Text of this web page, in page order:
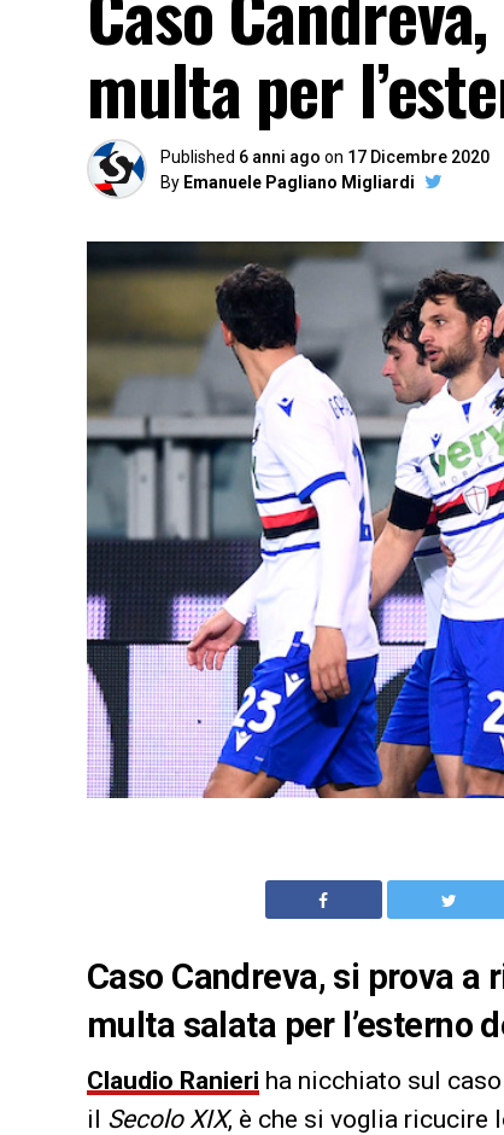
multa per
Published 6 anni ago on 17 Dicembre 2020
By Emanuele Pagliano Migliardi
Caso Candreva, si prova
multa salata per l’esterno
Claudio Ranieri ha nicchiato sul caso
il Secolo XIX, è che si voglia ricucire